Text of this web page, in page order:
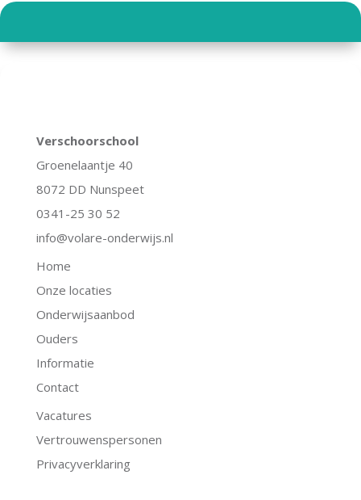
Verschoorschool
Groenelaantje 40
8072 DD Nunspeet
0341-25 30 52
info@volare-onderwijs.nl
Home
Onze locaties
Onderwijsaanbod
Ouders
Informatie
Contact
Vacatures
Vertrouwenspersonen
Privacyverklaring